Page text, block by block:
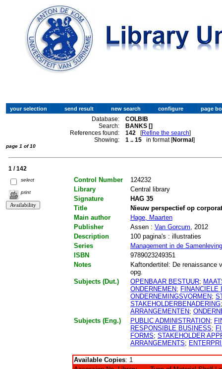
Database:
COLBIB
Search:
BANKS []
References found:
142 [Refine the search]
Showing:
1 .. 15 in format [Normal]
page 1 of 10
1 / 142
select
print
Control Number
124232
Library
Central library
Signature
HAG 35
Title
Nieuw perspectief op
Main author
Hage, Maarten
Publisher
Assen : Van Gorcum , 2012
Description
100 pagina's : illustraties
Series
Management in de Samenleving
ISBN
9789023249351
Notes
Kaftondertitel: De renaissance
opg.
Subjects (Dut.)
OPENBAAR BESTUUR;
ONDERNEMEN; FINANCIELE
ONDERNEMINGSVORMEN;
STAKEHOLDERBENADERING
ARRANGEMENTEN;
Subjects (Eng.)
PUBLIC ADMINISTRATION;
RESPONSIBLE BUSINESS;
FORMS; STAKEHOLDER
ARRANGEMENTS;
Available Copies: 1